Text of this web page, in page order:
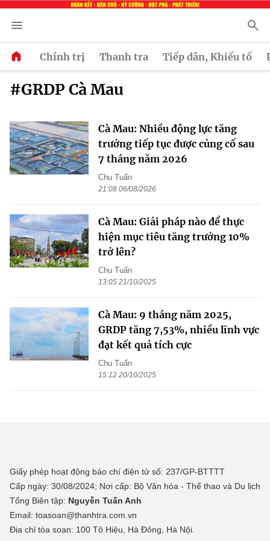
Chính trị Thanh tra Tiếp dân, Khiếu tố
#GRDP Cà Mau
Cà Mau: Nhiều động lực tăng
trưởng tiếp tục được củng cố sau
7 tháng năm 2026
Chu Tuấn
21:08 06/08/2026
Cà Mau: Giải pháp nào để thực
hiện mục tiêu tăng trưởng 10%
trở lên?
Chu Tuấn
13:05 21/10/2025
Cà Mau: 9 tháng năm 2025,
GRDP tăng 7,53%, nhiều lĩnh vực
đạt kết quả tích cực
Chu Tuấn
15:12 20/10/2025
Giấy phép hoạt động báo chí điện tử số: 237/GP-BTTTT
Cấp ngày: 30/08/2024; Nơi cấp: Bộ Văn hóa - Thể thao và Du lịch
Tổng Biên tập: Nguyễn Tuấn Anh
Email: toasoan@thanhtra.com.vn
Địa chỉ tòa soạn: 100 Tô Hiệu, Hà Đông, Hà Nội.